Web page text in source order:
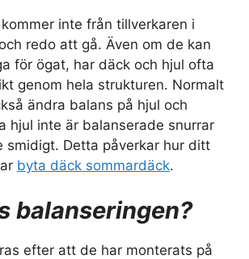
inte från tillverkaren i
redo att gå. Även om de kan
för ögat, har däck och hjul ofta
genom hela strukturen. Normalt
ändra balans på hjul och
hjul inte är balanserade snurrar
smidigt. Detta påverkar hur ditt
byta däck sommardäck.
balanseringen?
efter att de har monterats på